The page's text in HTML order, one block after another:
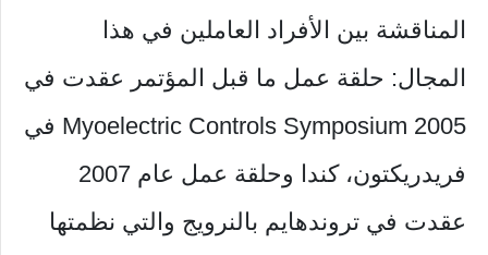
المناقشة بين الأفراد العاملين في هذا
المجال: حلقة عمل ما قبل المؤتمر عقدت في
2005 Myoelectric Controls Symposium في
فريدريكتون، كندا وحلقة عمل عام 2007
عقدت في تروندهايم بالنرويج والتي نظمتها